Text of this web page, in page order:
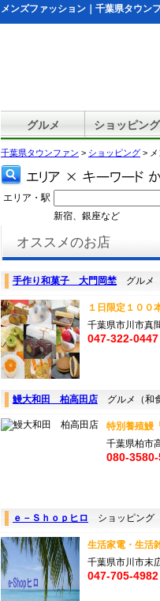
メンズファッション｜千葉県タウン
グルメ ショッピング
千葉県タウンファン > ショッピング >
エリア・駅
新宿、銀座など
オススメのお店
手作り和菓子 大門岡埜 グルメ
１日限定１０
千葉県市川市真
047-322-0447
鰻大和田 柏高田店 グルメ（和
特別養殖鰻
千葉県柏市
080-
ｅ－Ｓｈｏｐヒロ ショッピング
生活家電・生活
千葉県市川市末
047-705-4982